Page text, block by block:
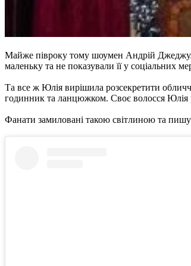
Майже півроку тому шоумен Андрій
маленьку та не показували її у соціальних
Та все ж Юлія вирішила розсекретити
годинник та ланцюжком. Своє волосся Юлія
Фанати замиловані такою світлиною та